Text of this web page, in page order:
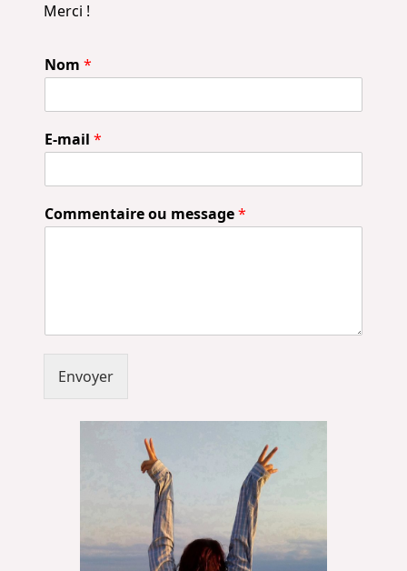
Merci !
Nom *
E-mail *
Commentaire ou message*
Envoyer